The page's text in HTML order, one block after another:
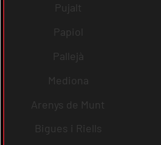
Pujalt
Papiol
Pallejà
Mediona
Arenys de Munt
Bigues i Riells